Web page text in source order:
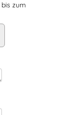
bis zum